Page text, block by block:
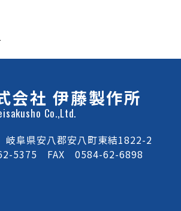
会社 伊藤製作所
Co.,Ltd.
阜県安八郡安八町東結1822-2
5375 FAX 0584-62-6898